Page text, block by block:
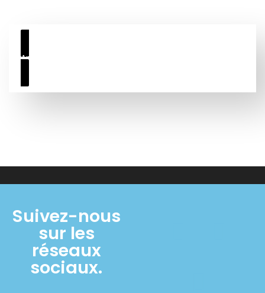
Appelez Maintenant
Suivez-nous
sur les
réseaux
sociaux.